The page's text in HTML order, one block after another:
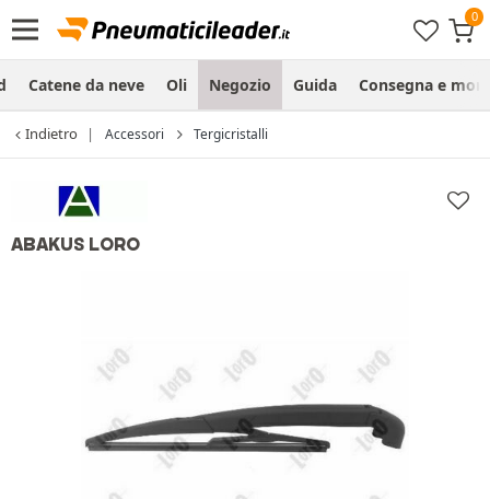
Catene da neve Oli Negozio Guida Consegna e
Indietro Accessori Tergicristalli
ABAKUS LORO